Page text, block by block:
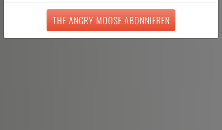
THE ANGRY MOOSE ABONNIEREN